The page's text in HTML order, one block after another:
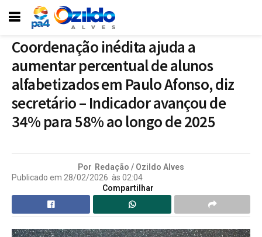
Coordenação inédita ajuda a
aumentar percentual de alunos
alfabetizados em Paulo Afonso, diz
secretário – Indicador avançou de
34% para 58% ao longo de 2025
Por Redação / Ozildo Alves
Publicado em 28/02/2026 às 02:04
Compartilhar